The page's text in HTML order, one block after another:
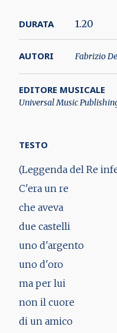
DURATA 1.20
AUTORI Fabrizio
EDITORE MUSICALE
Universal Music
TESTO
(Leggenda del Re
C'era un re
che aveva
due castelli
uno d'argento
uno d'oro
ma per lui
non il cuore
di un amico